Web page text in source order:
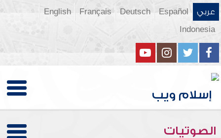
عربي Español
Deutsch
Français
English
Indonesia
الصوتيات